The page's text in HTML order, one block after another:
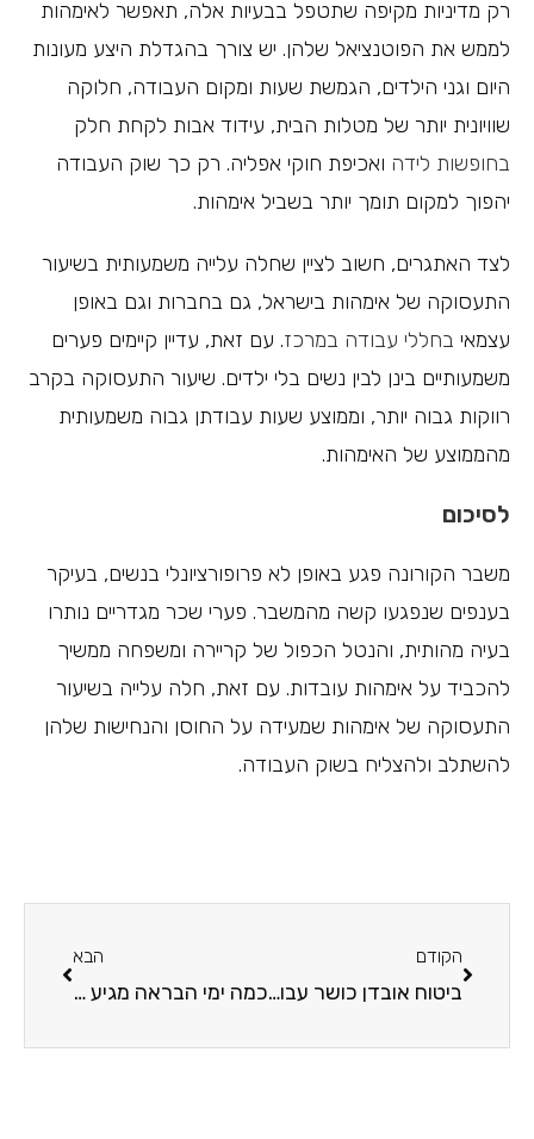
רק מדיניות מקיפה שתטפל בבעיות אלה, תאפשר לאימהות
לממש את הפוטנציאל שלהן. יש צורך בהגדלת היצע מעונות
היום וגני הילדים, הגמשת שעות ומקום העבודה, חלוקה
שוויונית יותר של מטלות הבית, עידוד אבות לקחת חלק
בחופשות לידה ואכיפת חוקי אפליה. רק כך שוק העבודה
יהפוך למקום תומך יותר בשביל אימהות.
לצד האתגרים, חשוב לציין שחלה עלייה משמעותית בשיעור
התעסוקה של אימהות בישראל, גם בחברות וגם באופן
עצמאי בחללי עבודה במרכז. עם זאת, עדיין קיימים פערים
משמעותיים בינן לבין נשים בלי ילדים. שיעור התעסוקה בקרב
רווקות גבוה יותר, וממוצע שעות עבודתן גבוה משמעותית
מהממוצע של האימהות.
לסיכום
משבר הקורונה פגע באופן לא פרופורציונלי בנשים, בעיקר
בענפים שנפגעו קשה מהמשבר. פערי שכר מגדריים נותרו
בעיה מהותית, והנטל הכפול של קריירה ומשפחה ממשיך
להכביד על אימהות עובדות. עם זאת, חלה עלייה בשיעור
התעסוקה של אימהות שמעידה על החוסן והנחישות שלהן
להשתלב ולהצליח בשוק העבודה.
הקודם
ביטוח אובדן כושר עבודה: למה הוא חשוב כל כך?
הבא
כמה ימי הבראה מגיע לעובד? כל מה שהתביישתם לשאול